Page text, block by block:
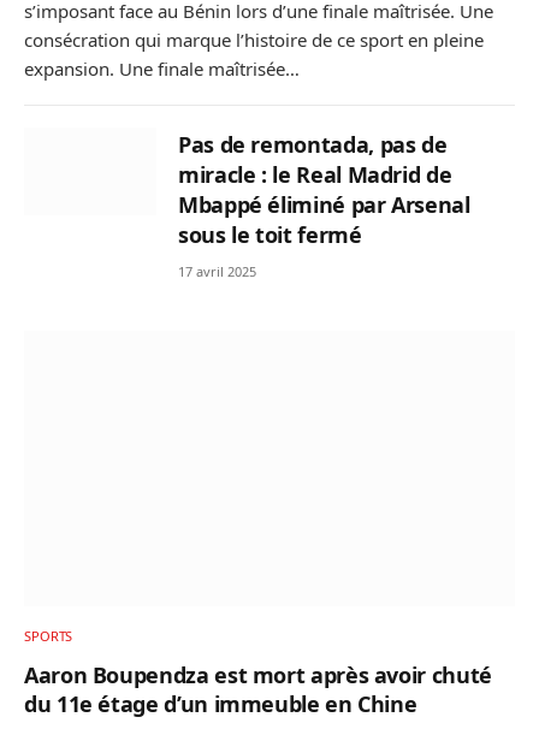
s’imposant face au Bénin lors d’une finale maîtrisée. Une
consécration qui marque l’histoire de ce sport en pleine
expansion. Une finale maîtrisée…
Pas de remontada, pas de
miracle : le Real Madrid de
Mbappé éliminé par Arsenal
sous le toit fermé
17 avril 2025
SPORTS
Aaron Boupendza est mort après avoir chuté
du 11e étage d’un immeuble en Chine